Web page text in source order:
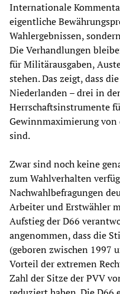
Internationale
eigentliche
Wahlergebnissen,
Die Verhandlungen
für Militärausgaben,
stehen. Das zeigt, dass
Niederlanden – drei in
Herrschaftsinstrumente
Gewinnmaximierung von
sind.
Zwar sind noch keine
zum Wahlverhalten
Nachwahlbefragungen
Arbeiter und Erstwähler
Aufstieg der D66
angenommen, dass die
(geboren zwischen 1997
Vorteil der extremen
Zahl der Sitze der PVV